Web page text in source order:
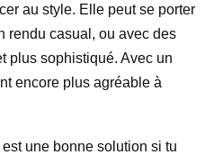
au style. Elle peut se porter
rendu casual, ou avec des
plus sophistiqué. Avec un
encore plus agréable à
une bonne solution si tu